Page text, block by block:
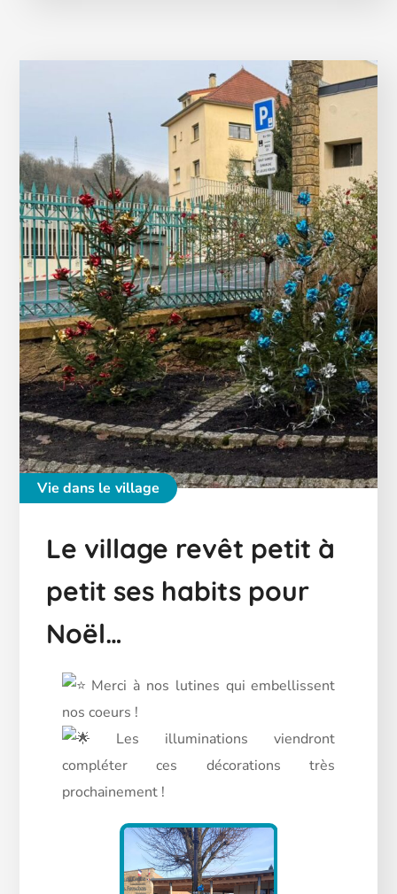
Vie dans le village
Le village revêt petit à
petit ses habits pour
Noël…
Merci à nos lutines qui embellissent
nos coeurs !
Les illuminations viendront
compléter ces décorations très
prochainement !